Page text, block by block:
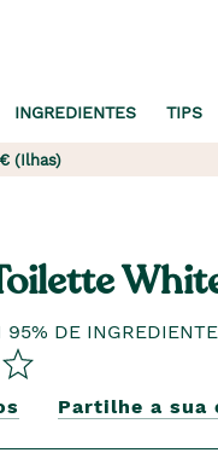
INGREDIENTES TIPS
(Ilhas)
95% DE
Partilhe a sua